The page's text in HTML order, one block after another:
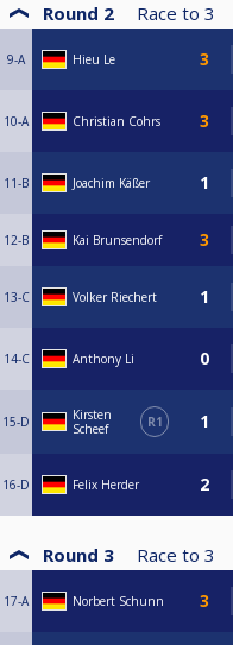
Round 2 Race to 3
9-A Hieu Le
10-A Christian Cohrs
11-B Joachim Käßer
12-B Kai Brunsendorf
13-C Volker Riechert
14-C Anthony Li
15-D
Kirsten
Scheef
R1
16-D Felix Herder
Round 3 Race to 3
17-A Norbert Schunn